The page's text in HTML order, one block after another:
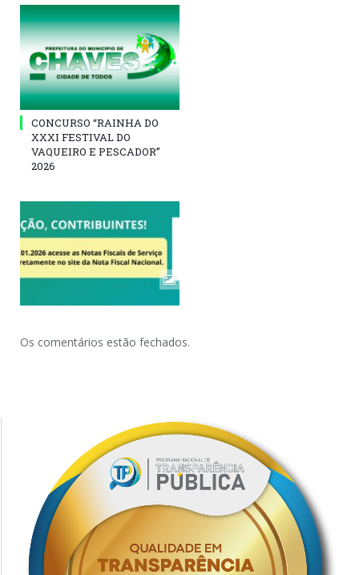
CONCURSO “RAINHA DO
XXXI FESTIVAL DO
VAQUEIRO E PESCADOR”
2026
Os comentários estão fechados.